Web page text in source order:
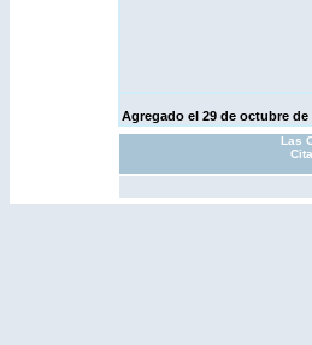
Agregado el 29 de octubre de
Las